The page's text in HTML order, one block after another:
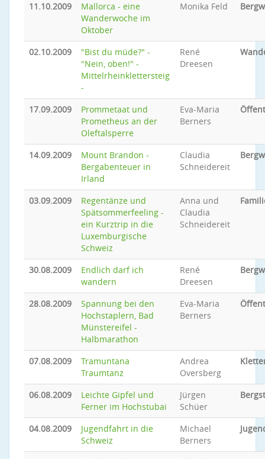
11.10.2009
Mallorca - eine
Wanderwoche im
Oktober
Monika Feld
02.10.2009
"Bist du müde?" -
"Nein, oben!" -
Mittelrheinklettersteig
-
René
Dreesen
17.09.2009
Prommetaat und
Prometheus an der
Oleftalsperre
Eva-Maria
Berners
14.09.2009
Mount Brandon -
Bergabenteuer in
Irland
Claudia
Schneidereit
03.09.2009
Regentänze und
Spätsommerfeeling -
ein Kurztrip in die
Luxemburgische
Schweiz
Anna und
Claudia
Schneidereit
30.08.2009
Endlich darf ich
wandern
René
Dreesen
28.08.2009
Spannung bei den
Hochstaplern, Bad
Münstereifel -
Halbmarathon
Eva-Maria
Berners
07.08.2009
Tramuntana
Traumtanz
Andrea
Oversberg
06.08.2009
Leichte Gipfel und
Ferner im Hochstubai
Jürgen
Schüer
04.08.2009
Jugendfahrt in die
Schweiz
Michael
Berners